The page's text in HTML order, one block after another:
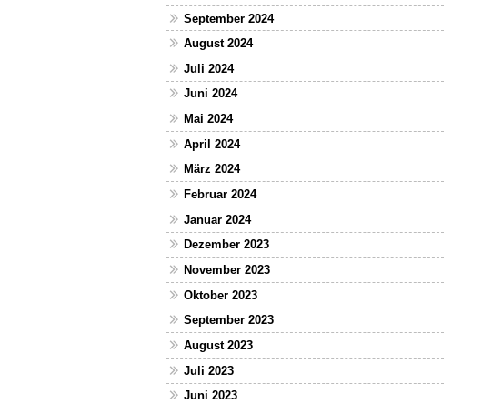
September 2024
August 2024
Juli 2024
Juni 2024
Mai 2024
April 2024
März 2024
Februar 2024
Januar 2024
Dezember 2023
November 2023
Oktober 2023
September 2023
August 2023
Juli 2023
Juni 2023